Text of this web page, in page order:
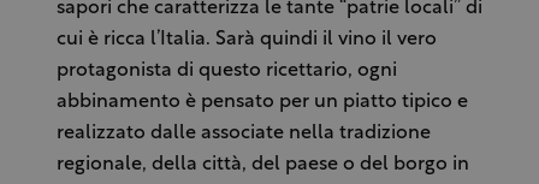
sapori che caratterizza le tante “patrie locali” di
cui è ricca l’Italia. Sarà quindi il vino il vero
protagonista di questo ricettario, ogni
abbinamento è pensato per un piatto tipico e
realizzato dalle associate nella tradizione
regionale, della città, del paese o del borgo in